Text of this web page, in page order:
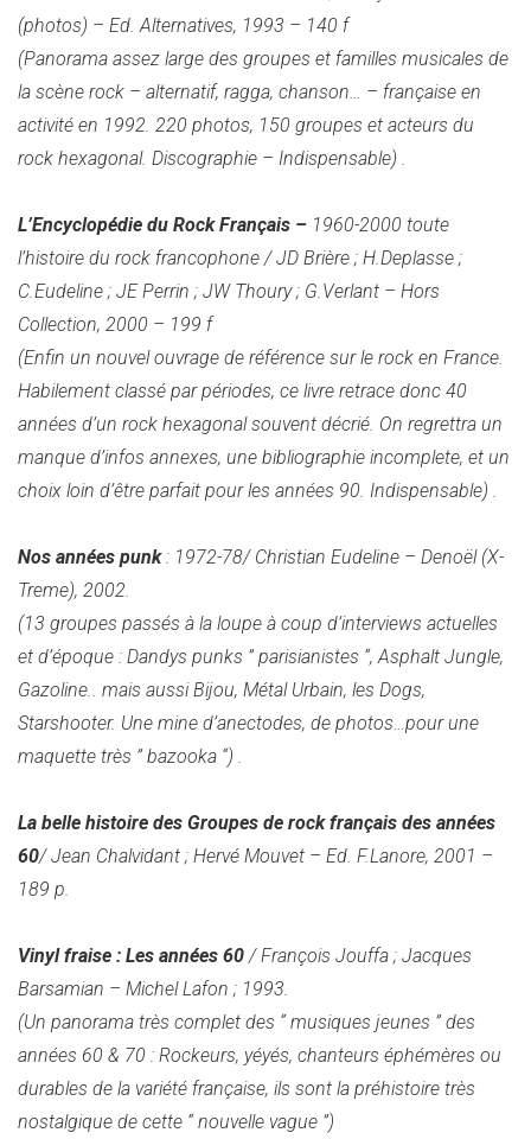
(photos) – Ed. Alternatives, 1993 – 140 f
(Panorama assez large des groupes et familles musicales de
la scène rock – alternatif, ragga, chanson… – française en
activité en 1992. 220 photos, 150 groupes et acteurs du
rock hexagonal. Discographie – Indispensable) .
L’Encyclopédie du Rock Français – 1960-2000 toute
l’histoire du rock francophone / JD Brière ; H.Deplasse ;
C.Eudeline ; JE Perrin ; JW Thoury ; G.Verlant – Hors
Collection, 2000 – 199 f
(Enfin un nouvel ouvrage de référence sur le rock en France.
Habilement classé par périodes, ce livre retrace donc 40
années d’un rock hexagonal souvent décrié. On regrettra un
manque d’infos annexes, une bibliographie incomplete, et un
choix loin d’être parfait pour les années 90. Indispensable) .
Nos années punk: 1972-78/ Christian Eudeline – Denoël (X-
Treme), 2002.
(13 groupes passés à la loupe à coup d’interviews actuelles
et d’époque : Dandys punks ” parisianistes “, Asphalt Jungle,
Gazoline.. mais aussi Bijou, Métal Urbain, les Dogs,
Starshooter. Une mine d’anectodes, de photos…pour une
maquette très ” bazooka “) .
La belle histoire des Groupes de rock français des années
60/ Jean Chalvidant ; Hervé Mouvet – Ed. F.Lanore, 2001 –
189 p.
Vinyl fraise : Les années 60 / François Jouffa ; Jacques
Barsamian – Michel Lafon ; 1993.
(Un panorama très complet des “ musiques jeunes ” des
années 60 & 70 : Rockeurs, yéyés, chanteurs éphémères ou
durables de la variété française, ils sont la préhistoire très
nostalgique de cette “ nouvelle vague ”)